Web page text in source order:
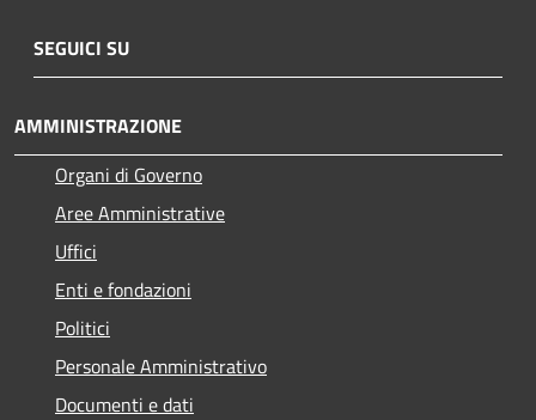
SEGUICI SU
AMMINISTRAZIONE
Organi di Governo
Aree Amministrative
Uffici
Enti e fondazioni
Politici
Personale Amministrativo
Documenti e dati